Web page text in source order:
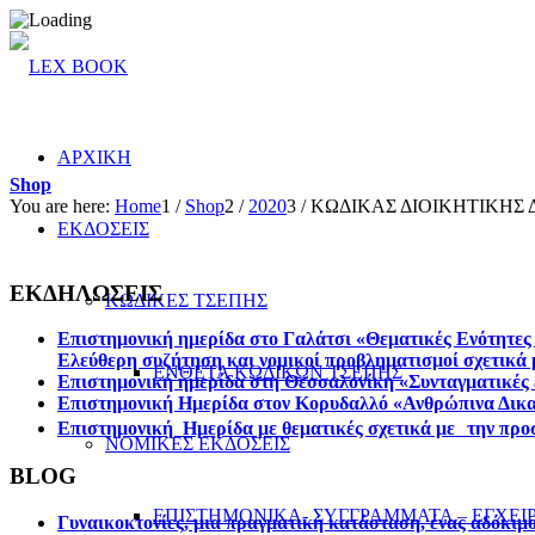
ΑΡΧΙΚΗ
ΕΚΔΟΣΕΙΣ
ΚΩΔΙΚΕΣ ΤΣΕΠΗΣ
ΕΝΘΕΤΑ ΚΩΔΙΚΩΝ ΤΣΕΠΗΣ
ΝΟΜΙΚΕΣ ΕΚΔΟΣΕΙΣ
ΕΠΙΣΤΗΜΟΝΙΚΑ- ΣΥΓΓΡΑΜΜΑΤΑ –
Shop
You are here: Home1 / Shop2 / 20203 / ΚΩΔΙΚΑΣ ΔΙΟΙΚΗΤΙΚΗΣ
ΕΚΔΗΛΩΣΕΙΣ
Επιστημονική ημερίδα στο Γαλάτσι «Θεματικές
Ελεύθερη συζήτηση και νομικοί προβληματισμοί
Επιστηµονική ηµερίδα στη Θεσσαλονίκη
Επιστημονική Ημερίδα στον Κορυδαλλό «Ανθρώπινα
Επιστημονική Ημερίδα με θεματικές σχετικά με την
BLOG
Γυναικοκτονίες, μια πραγματική κατάσταση, ένας